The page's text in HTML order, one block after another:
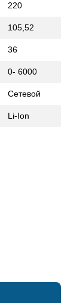
220
105,52
36
0- 6000
Сетевой
Li-Ion